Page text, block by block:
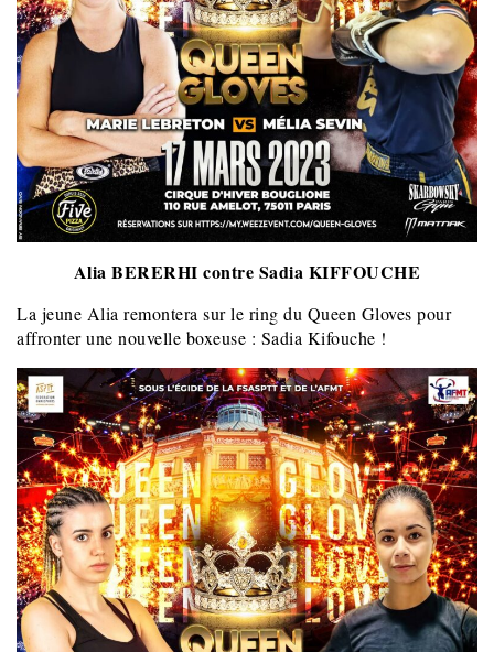
Alia BERERHI contre Sadia KIFFOUCHE
La jeune Alia remontera sur le ring du Queen Gloves pour
affronter une nouvelle boxeuse : Sadia Kifouche !